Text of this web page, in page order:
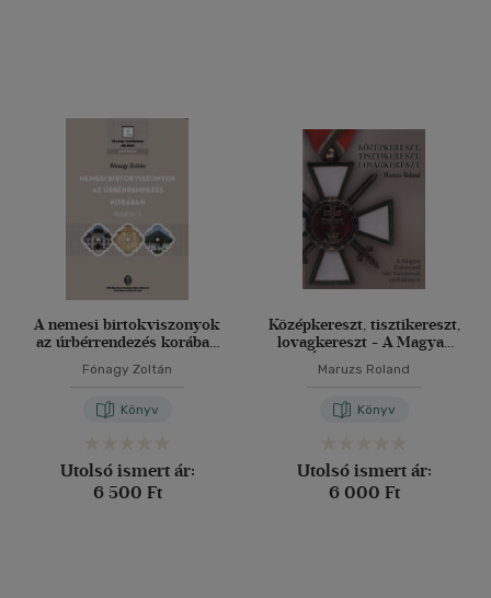
A nemesi birtokviszonyok
az úrbérrendezés korában
Fónagy Zoltán
Könyv
Utolsó ismert ár:
6 500 Ft
Középkereszt, tisztikereszt,
lovagkereszt - A Magyar
halottainak emlékkönyve
Maruzs Roland
Könyv
Utolsó ismert ár:
6 000 Ft